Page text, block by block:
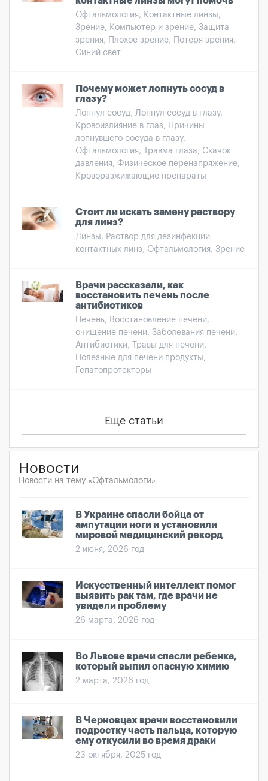
Офтальмология, Контактные линзы,
Зрение, Компьютер и зрение, Защита
зрения, Плохое зрение, Потеря зрения,
Синий свет
Почему может лопнуть сосуд в
глазу?
Лопнул сосуд, Лопнул сосуд в глазу,
Кровоизлияние в глаз, Причины
лопнувшего сосуда в глазу,
Офтальмология, Травма глаза, Скачок
давления, Физическое перенапряжение,
Кроворазжижающие препараты
Стоит ли искать замену раствору
для линз?
Линзы, Раствор для дезинфекции
контактных линз, Офтальмология, Зрение
Врачи рассказали, как
восстановить печень после
антибиотиков
Печень, Восстановление печени,
очищение печени, Заболевания печени,
Антибиотики, Травы для печени,
Полезные для печени продукты,
Гепатопротекторы
Еще статьи
Новости
Новости на тему «Офтальмологи»
В Украине спасли бойца от
ампутации ноги и установили
мировой медицинский рекорд
2 июня, 2026 год
Искусственный интеллект помог
выявить рак там, где врачи не
увидели проблему
26 марта, 2026 год
Во Львове врачи спасли ребенка,
который выпил опасную химию
2 марта, 2026 год
В Черновцах врачи восстановили
подростку часть пальца, которую
ему откусили во время драки
23 октября, 2025 год